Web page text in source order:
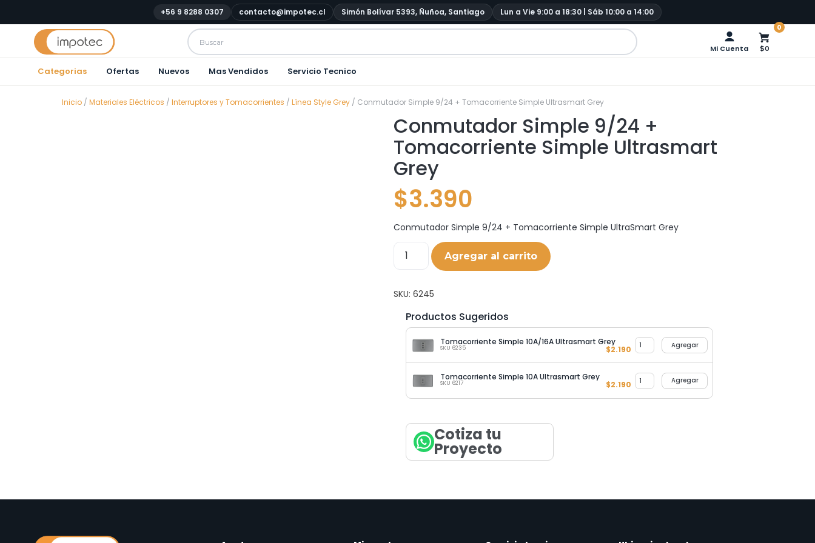
+56 9 8288 0307 contacto@impotec.cl Simón Bolívar 5393, Ñuñoa, Santiago Lun a Vie 9:00 a 18:30 | Sáb 10:00 a 14:00
Mi Cuenta
0
$0
Categorias Ofertas Nuevos Mas Vendidos Servicio Tecnico
Inicio / Materiales Eléctricos / Interruptores y Tomacorrientes / Línea Style Grey / Conmutador Simple 9/24 + Tomacorriente Simple Ultrasmart Grey
Conmutador Simple 9/24 +
Tomacorriente Simple Ultrasmart
Grey
$3.390
Conmutador Simple 9/24 + Tomacorriente Simple UltraSmart Grey
Agregar al carrito
SKU:6245
Productos Sugeridos
Tomacorriente Simple 10A/16A Ultrasmart Grey
SKU 6235 $2.190 Agregar
Tomacorriente Simple 10A Ultrasmart Grey
SKU 6217 $2.190 Agregar
Cotiza tu
Proyecto